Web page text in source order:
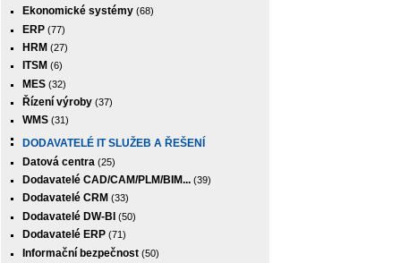
Ekonomické systémy (68)
ERP (77)
HRM (27)
ITSM (6)
MES (32)
Řízení výroby (37)
WMS (31)
DODAVATELÉ IT SLUŽEB A ŘEŠENÍ
Datová centra (25)
Dodavatelé CAD/CAM/PLM/BIM... (39)
Dodavatelé CRM (33)
Dodavatelé DW-BI (50)
Dodavatelé ERP (71)
Informační bezpečnost (50)